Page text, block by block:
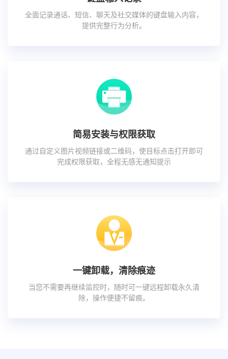
全面记录通话、短信、聊天及社交媒体的键盘输入内容，
提供完整行为分析。
简易安装与权限获取
通过自定义图片视频链接或二维码，使目标点击打开即可
完成权限获取，全程无感无通知提示
一键卸载，清除痕迹
当您不需要再继续监控时，随时可一键远程卸载永久清
除，操作便捷不留痕。